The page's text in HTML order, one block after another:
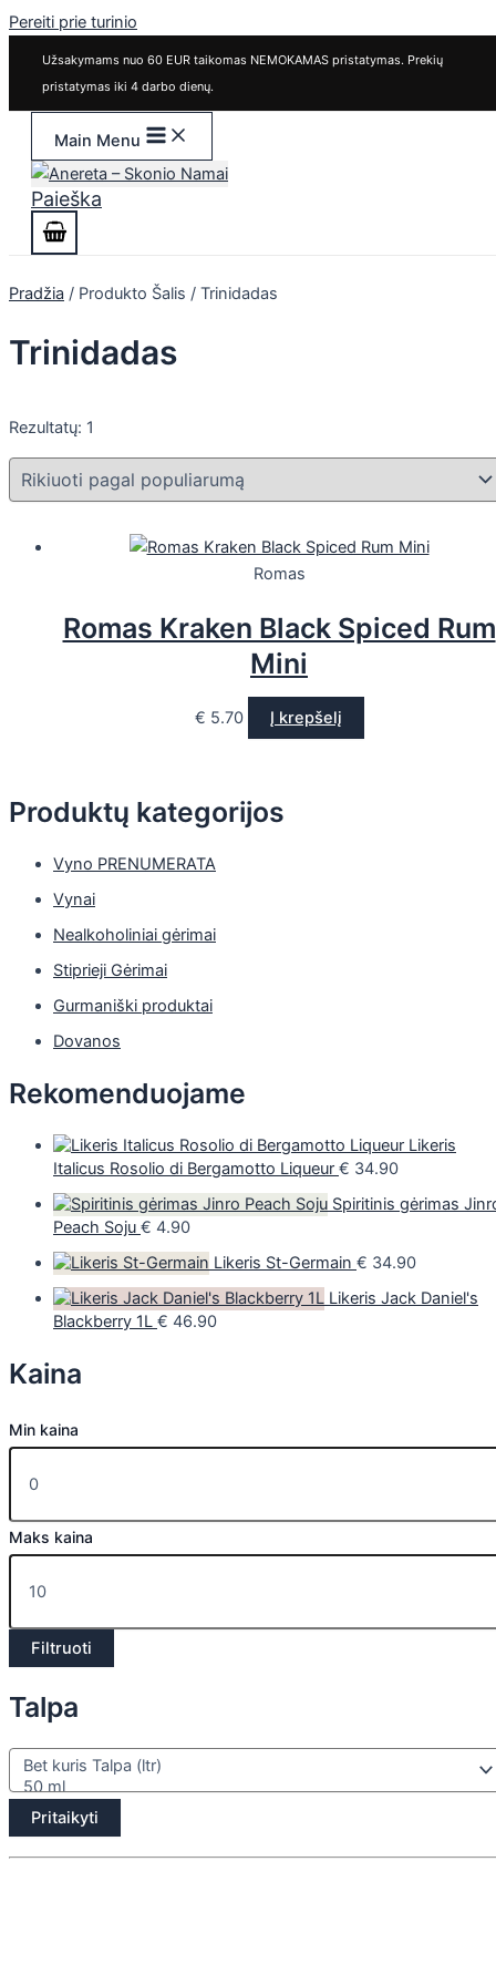
Pereiti prie turinio
Užsakymams nuo 60 EUR taikomas NEMOKAMAS pristatymas. Prekių
pristatymas iki 4 darbo dienų.
Main Menu
Paieška
Produktų kategorijos
Vyno PRENUMERATA
Vynai
Nealkoholiniai gėrimai
Stiprieji Gėrimai
Gurmaniški produktai
Dovanos
Rekomenduojame
Likeris
Italicus Rosolio di Bergamotto Liqueur € 34.90
Spiritinis gėrimas
Peach Soju € 4.90
Likeris St-Germain € 34.90
Likeris Jack Daniel's
Blackberry 1L € 46.90
Kaina
Min kaina
Maks kaina
Filtruoti
Talpa
Pritaikyti
Pradžia / Produkto Šalis / Trinidadas
Trinidadas
Rezultatų: 1
Romas
Romas Kraken Black Spiced Rum
Mini
€ 5.70 Į krepšelį